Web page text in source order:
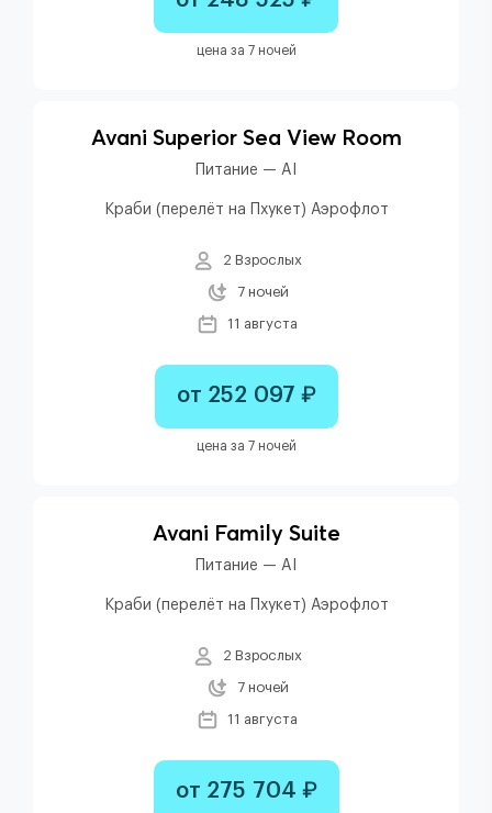
цена за 7 ночей
Avani Superior Sea View Room
Питание — AI
Краби (перелёт на Пхукет) Аэрофлот
2 Взрослых
7 ночей
11 августа
от 252 097 ₽
цена за 7 ночей
Avani Family Suite
Питание — AI
Краби (перелёт на Пхукет) Аэрофлот
2 Взрослых
7 ночей
11 августа
от 275 704 ₽